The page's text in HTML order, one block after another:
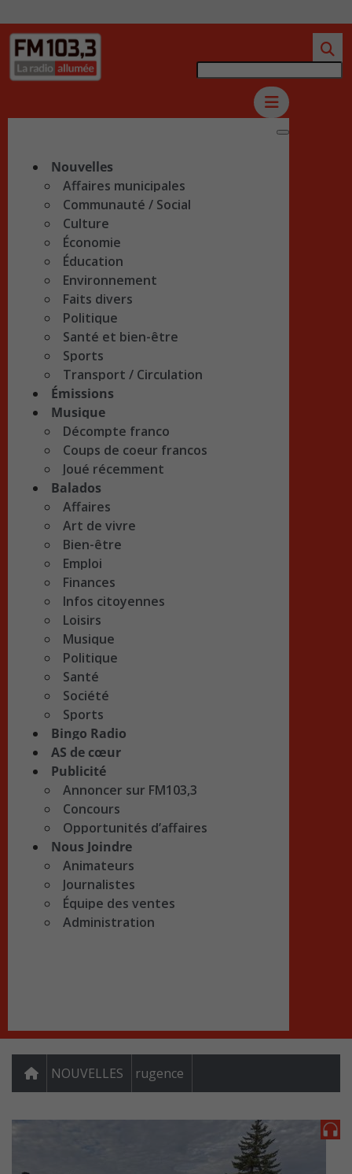
Nouvelles
Affaires municipales
Communauté / Social
Culture
Économie
Éducation
Environnement
Faits divers
Politique
Santé et bien-être
Sports
Transport / Circulation
Émissions
Musique
Décompte franco
Coups de coeur francos
Joué récemment
Balados
Affaires
Art de vivre
Bien-être
Emploi
Finances
Infos citoyennes
Loisirs
Musique
Politique
Santé
Société
Sports
Bingo Radio
AS de cœur
Publicité
Annoncer sur FM103,3
Concours
Opportunités d’affaires
Nous Joindre
Animateurs
Journalistes
Équipe des ventes
Administration
NOUVELLES rugence